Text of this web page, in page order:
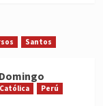
Santos
Perú